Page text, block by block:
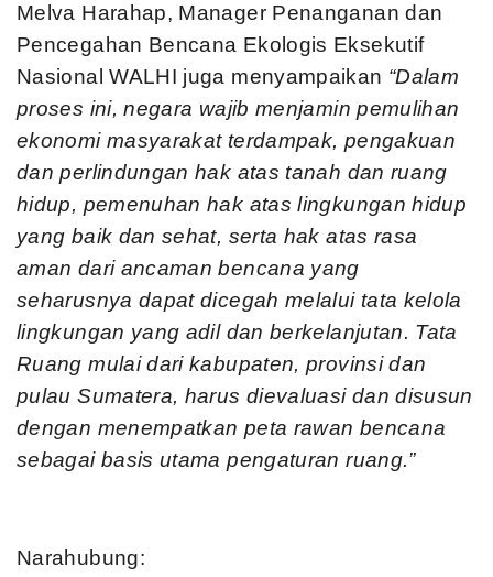
Melva Harahap, Manager Penanganan dan
Pencegahan Bencana Ekologis Eksekutif
Nasional WALHI juga menyampaikan “Dalam
proses ini, negara wajib menjamin pemulihan
ekonomi masyarakat terdampak, pengakuan
dan perlindungan hak atas tanah dan ruang
hidup, pemenuhan hak atas lingkungan hidup
yang baik dan sehat, serta hak atas rasa
aman dari ancaman bencana yang
seharusnya dapat dicegah melalui tata kelola
lingkungan yang adil dan berkelanjutan. Tata
Ruang mulai dari kabupaten, provinsi dan
pulau Sumatera, harus dievaluasi dan disusun
dengan menempatkan peta rawan bencana
sebagai basis utama pengaturan ruang.”
Narahubung: